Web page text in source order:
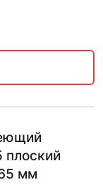
плоский
мм